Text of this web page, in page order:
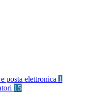
posta elettronica 1
15